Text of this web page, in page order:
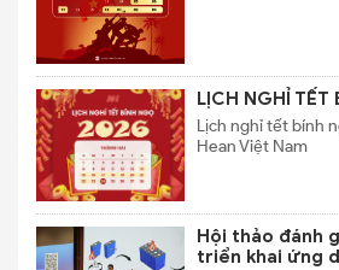
LỊCH NGHỈ
Lịch nghỉ tết bính
Hean Việt Nam
Hội thảo đánh
triển khai ứng